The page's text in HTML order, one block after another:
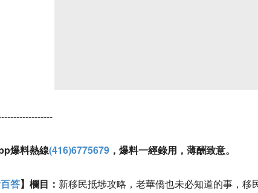
爆料熱線(416)6775679 ，爆料一經錄用，薄酬致意。
答】欄目： 新移民抵埗攻略，老華僑也未必知道的事，移